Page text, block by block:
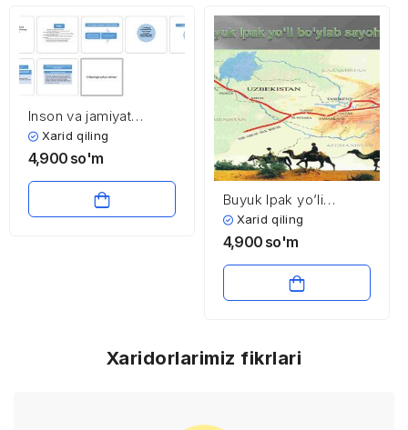
Inson va jamiyat
(mаqsаd
munоsаbаtlаrining
Xarid qiling
4,900 so'm
Buyuk Ipak yo’li
bo’ylab sayohat
Xarid qiling
4,900 so'm
Xaridorlarimiz fikrlari